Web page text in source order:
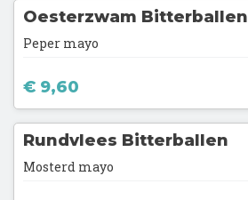
Oesterzwam Bitterballen
Peper mayo
€ 9,60
Rundvlees Bitterballen
Mosterd mayo